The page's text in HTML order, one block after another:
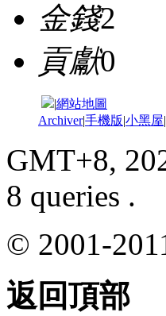
金錢2
貢獻0
|網站地圖
Archiver|手機版|小黑屋|
GMT+8,
8 queries .
© 2001-
返回頂部